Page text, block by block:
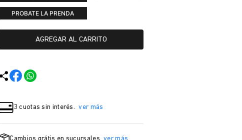
PROBATE LA PRENDA
AGREGAR AL CARRITO
3 cuotas sin interés. ver más